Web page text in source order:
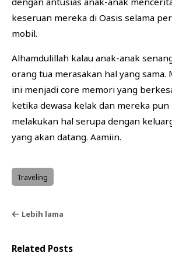
keseruan mereka di Oasis selama
mobil.
Alhamdulillah kalau anak-anak
orang tua merasakan hal yang sama.
ini menjadi core memori yang
ketika dewasa kelak dan mereka
melakukan hal serupa dengan
yang akan datang. Aamiin.
Traveling
Lebih lama
Related Posts